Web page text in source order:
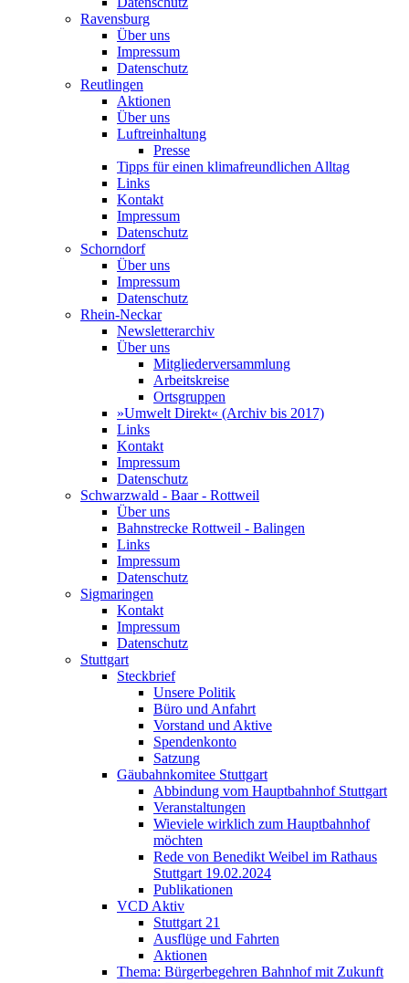
Ravensburg
Über uns
Impressum
Datenschutz
Reutlingen
Aktionen
Über uns
Luftreinhaltung
Presse
Tipps für einen klimafreundlichen Alltag
Links
Kontakt
Impressum
Datenschutz
Schorndorf
Über uns
Impressum
Datenschutz
Rhein-Neckar
Newsletterarchiv
Über uns
Mitgliederversammlung
Arbeitskreise
Ortsgruppen
»Umwelt Direkt« (Archiv bis 2017)
Links
Kontakt
Impressum
Datenschutz
Schwarzwald - Baar - Rottweil
Über uns
Bahnstrecke Rottweil - Balingen
Links
Impressum
Datenschutz
Sigmaringen
Kontakt
Impressum
Datenschutz
Stuttgart
Steckbrief
Unsere Politik
Büro und Anfahrt
Vorstand und Aktive
Spendenkonto
Satzung
Gäubahnkomitee Stuttgart
Abbindung vom Hauptbahnhof Stuttgart
Veranstaltungen
Wieviele wirklich zum Hauptbahnhof
möchten
Rede von Benedikt Weibel im Rathaus
Stuttgart 19.02.2024
Publikationen
VCD Aktiv
Stuttgart 21
Ausflüge und Fahrten
Aktionen
Thema: Bürgerbegehren Bahnhof mit Zukunft